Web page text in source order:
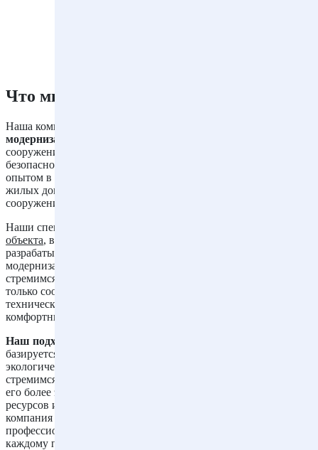
Что мы предлагаем
Наша компания специализируется на проведении работ по
модернизации и реконструкции
сооружений с целью повышения их функциональности,
безопасности и эстетического вида. Мы обладаем обширным
опытом в области реконструкции различных объектов — от
жилых домов и офисных зданий до промышленных
сооружений и общественных объектов.
Наши специалисты проводят
объекта, выявляют потенциал для улучшений и
разрабатывают индивидуальные проекты по его
модернизации с учетом потребностей заказчика. Мы
стремимся к тому, чтобы реконструированные здания не
только соответствовали современным требованиям
технического обслуживания и безопасности, но и служили
комфортным пространством для жильцов или работников.
Наш подход к модернизации и реконструкции зданий
базируется на инновационных технологиях, с учетом
экологической устойчивости и энергоэффективности. Мы
стремимся не просто улучшить облик объекта, но и сделать
его более эффективным с точки зрения использования
ресурсов и снижения эксплуатационных затрат. Наша
компания гарантирует высокое качество выполняемых работ,
профессионализм специалистов и ответственный подход к
каждому проекту модернизации и реконструкции.